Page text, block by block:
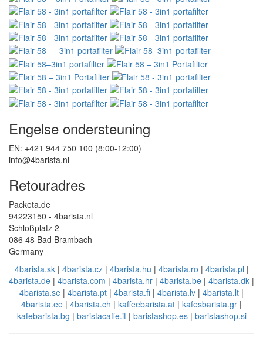
Engelse ondersteuning
EN: +421 944 750 100 (8:00-12:00)
info@4barista.nl
Retouradres
Packeta.de
94223150 - 4barista.nl
Schloßplatz 2
086 48 Bad Brambach
Germany
4barista.sk| 4barista.cz| 4barista.hu | 4barista.ro | 4barista.pl |
4barista.de | 4barista.com | 4barista.hr | 4barista.be | 4barista.dk |
4barista.se | 4barista.pt | 4barista.fi | 4barista.lv | 4barista.lt |
4barista.ee | 4barista.ch | kaffeebarista.at | kafesbarista.gr |
kafebarista.bg | baristacaffe.it| baristashop.es| baristashop.si